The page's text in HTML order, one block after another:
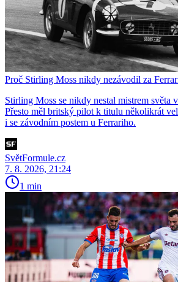
Proč Stirling Moss nikdy nezávodil za
Stirling Moss se nikdy nestal mistrem světa
Přesto měl britský pilot k titulu několikrát
i se závodním postem u Ferrariho.
SvětFormule.cz
7. 8. 2026, 21:24
1 min